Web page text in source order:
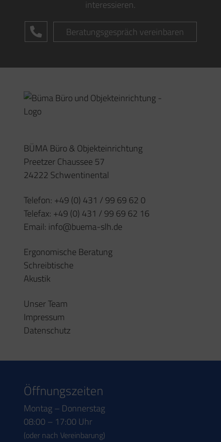
Öffnungszeiten
Montag – Donnerstag
(oder nach Vereinbarung)
Freitag
Kontakt
Telefax:
+49 (0) 431 / 99 69 62 16
Email: info@buema-slh.de
Ergonomische Beratung
Akustik
Datenschutz